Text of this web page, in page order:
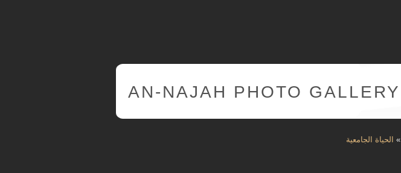
AN-NAJAH PHOTO GALLERY
» الحياة الجامعية